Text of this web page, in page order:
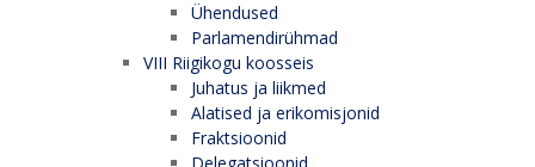
Ühendused
Parlamendirühmad
VIII Riigikogu koosseis
Juhatus ja liikmed
Alatised ja erikomisjonid
Fraktsioonid